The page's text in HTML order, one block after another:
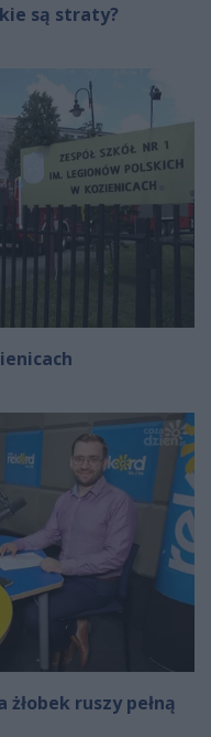
są straty?
żłobek ruszy pełną